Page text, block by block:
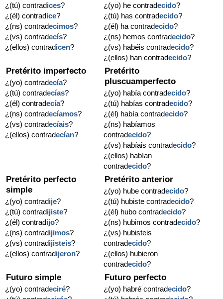
¿(tú) contradices?
¿(él) contradice?
¿(ns) contradecimos?
¿(vs) contradecís?
¿(ellos) contradicen?
¿(yo) he contradecido?
¿(tú) has contradecido?
¿(él) ha contradecido?
¿(ns) hemos contradecido?
¿(vs) habéis contradecido?
¿(ellos) han contradecido?
Pretérito imperfecto
¿(yo) contradecía?
¿(tú) contradecías?
¿(él) contradecía?
¿(ns) contradecíamos?
¿(vs) contradecíais?
¿(ellos) contradecían?
Pretérito
pluscuamperfecto
¿(yo) había contradecido?
¿(tú) habías contradecido?
¿(él) había contradecido?
¿(ns) habíamos
contradecido?
¿(vs) habíais contradecido?
¿(ellos) habían
contradecido?
Pretérito perfecto
simple
¿(yo) contradije?
¿(tú) contradijiste?
¿(él) contradijo?
¿(ns) contradijimos?
¿(vs) contradijisteis?
¿(ellos) contradijeron?
Pretérito anterior
¿(yo) hube contradecido?
¿(tú) hubiste contradecido?
¿(él) hubo contradecido?
¿(ns) hubimos contradecido?
¿(vs) hubisteis
contradecido?
¿(ellos) hubieron
contradecido?
Futuro simple
¿(yo) contradeciré?
Futuro perfecto
¿(yo) habré contradecido?